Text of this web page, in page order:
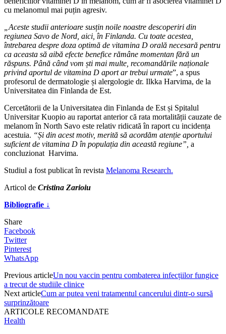
cu melanomul mai puțin agresiv.
„Aceste studii anterioare susțin noile noastre descoperiri din
regiunea Savo de Nord, aici, în Finlanda. Cu toate acestea,
întrebarea despre doza optimă de vitamina D orală necesară pentru
ca aceasta să aibă efecte benefice rămâne momentan fără un
răspuns. Până când vom ști mai multe, recomandările naționale
privind aportul de vitamina D aport ar trebui urmate”, a spus
profesorul de dermatologie și alergologie dr. Ilkka Harvima, de la
Universitatea din Finlanda de Est.
Cercetătorii de la Universitatea din Finlanda de Est și Spitalul
Universitar Kuopio au raportat anterior că rata mortalității cauzate de
melanom în North Savo este relativ ridicată în raport cu incidența
acestuia. “Și din acest motiv, merită să acordăm atenție aportului
suficient de vitamina D în populația din această regiune”, a
concluzionat Harvima.
Studiul a fost publicat în revista Melanoma Research.
Articol de Cristina Zarioiu
Bibliografie ↓
Share
Facebook
Twitter
Pinterest
WhatsApp
Previous articleUn nou vaccin pentru combaterea infecțiilor fungice
a trecut de studiile clinice
Next articleCum ar putea veni tratamentul cancerului dintr-o sursă
surprinzătoare
ARTICOLE RECOMANDATE
Health